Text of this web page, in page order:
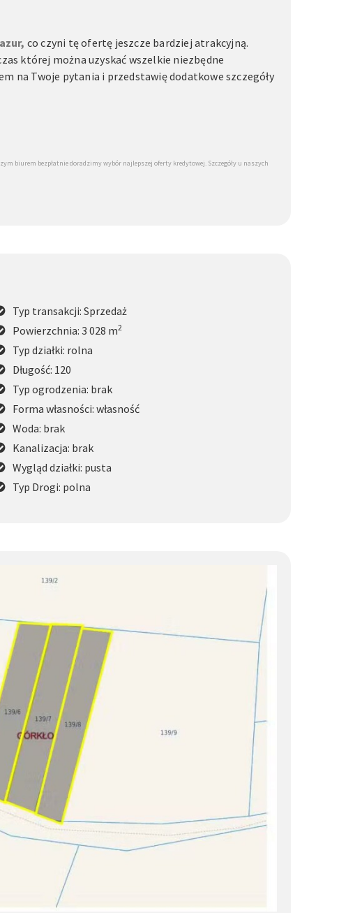
co czyni tę ofertę jeszcze bardziej atrakcyjną.
której można uzyskać wszelkie niezbędne
na Twoje pytania i przedstawię dodatkowe szczegóły
biurem bezpłatnie doradzimy wybór najlepszej oferty kredytowej. Szczegóły u naszych
Typ transakcji: Sprzedaż
Powierzchnia: 3 028 m2
Typ działki: rolna
Długość: 120
Typ ogrodzenia: brak
Forma własności: własność
Woda: brak
Kanalizacja: brak
Wygląd działki: pusta
Typ Drogi: polna